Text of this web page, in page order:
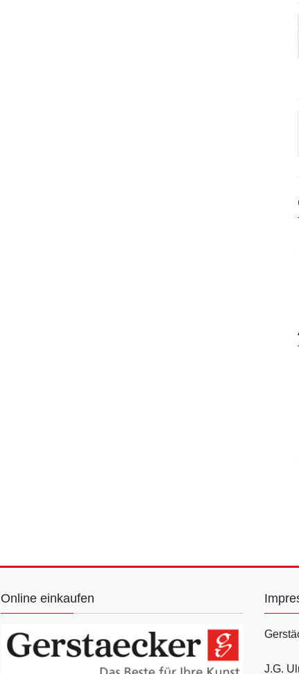
Online einkaufen
J.G.